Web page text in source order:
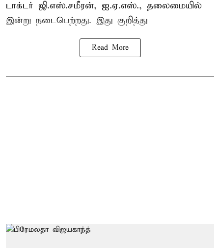
டாக்டர் ஜி.எஸ்.சமீரன், ஐ.ஏ.எஸ்., தலைமையில்
இன்று நடைபெற்றது. இது குறித்து
Read More